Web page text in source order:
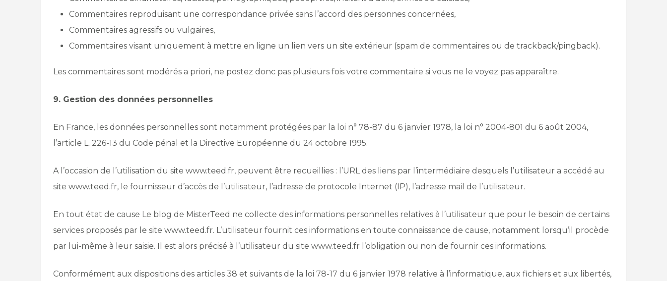
Commentaires reproduisant une correspondance privée sans l’accord des personnes concernées,
Commentaires agressifs ou vulgaires,
Commentaires visant uniquement à mettre en ligne un lien vers un site extérieur (spam de commentaires ou de trackback/pingback).
Les commentaires sont modérés a priori, ne postez donc pas plusieurs fois votre commentaire si vous ne le voyez pas apparaître.
9. Gestion des données personnelles
En France, les données personnelles sont notamment protégées par la loi n° 78-87 du 6 janvier 1978, la loi n° 2004-801 du 6 août 2004,
l’article L. 226-13 du Code pénal et la Directive Européenne du 24 octobre 1995.
A l’occasion de l’utilisation du site www.teed.fr, peuvent être recueillies : l’URL des liens par l’intermédiaire desquels l’utilisateur a accédé au
site www.teed.fr, le fournisseur d’accès de l’utilisateur, l’adresse de protocole Internet (IP), l’adresse mail de l’utilisateur.
En tout état de cause Le blog de MisterTeed ne collecte des informations personnelles relatives à l’utilisateur que pour le besoin de certains
services proposés par le site www.teed.fr. L’utilisateur fournit ces informations en toute connaissance de cause, notamment lorsqu’il procède
par lui-même à leur saisie. Il est alors précisé à l’utilisateur du site www.teed.fr l’obligation ou non de fournir ces informations.
Conformément aux dispositions des articles 38 et suivants de la loi 78-17 du 6 janvier 1978 relative à l’informatique, aux fichiers et aux libertés,